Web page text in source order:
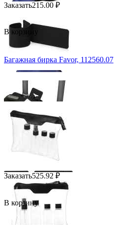
Заказать215.00 ₽
В корзину
Багажная бирка Favor, 112560.07
Заказать525.92 ₽
В корзину